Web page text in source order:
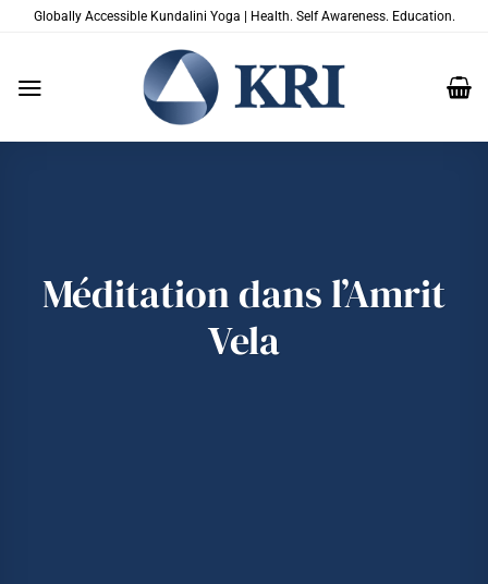
PasserGlobally Accessible Kundalini Yoga | Health. Self Awareness. Education.
Méditation dans l’Amrit
Vela